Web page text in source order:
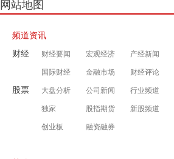
网站地图
频道资讯
财经
财经要闻 宏观经济 产经新闻
国际财经 金融市场 财经评论
股票 大盘分析 公司新闻 行业频道
独家 股指期货 新股频道
创业板 融资融券